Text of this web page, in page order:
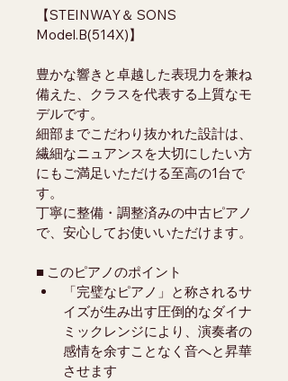
【STEINWAY＆ SONS
Model.B(514X)】
豊かな響きと卓越した表現力を兼ね
備えた、クラスを代表する上質なモ
デルです。
細部までこだわり抜かれた設計は、
繊細なニュアンスを大切にしたい方
にもご満足いただける至高の1台で
す。
丁寧に整備・調整済みの中古ピアノ
で、安心してお使いいただけます。
■ このピアノのポイント
「完璧なピアノ」と称されるサ
イズが生み出す圧倒的なダイナ
ミックレンジにより、演奏者の
感情を余すことなく音へと昇華
させます